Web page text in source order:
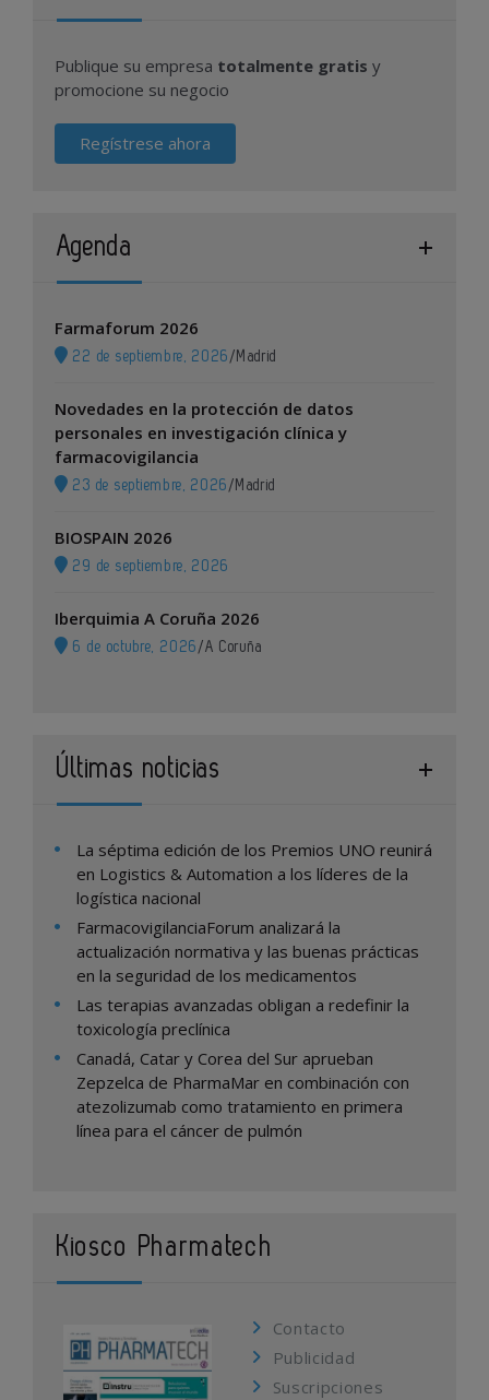
Publique su empresa totalmente gratis y
promocione su negocio
Regístrese ahora
Agenda
Farmaforum 2026
22 de septiembre, 2026 / Madrid
Novedades en la protección de datos
personales en investigación clínica y
farmacovigilancia
23 de septiembre, 2026 / Madrid
BIOSPAIN 2026
29 de septiembre, 2026
Iberquimia A Coruña 2026
6 de octubre, 2026 /A Coruña
Últimas noticias
La séptima edición de los Premios UNO reunirá
en Logistics & Automation a los líderes de la
logística nacional
FarmacovigilanciaForum analizará la
actualización normativa y las buenas prácticas
en la seguridad de los medicamentos
Las terapias avanzadas obligan a redefinir la
toxicología preclínica
Canadá, Catar y Corea del Sur aprueban
Zepzelca de PharmaMar en combinación con
atezolizumab como tratamiento en primera
línea para el cáncer de pulmón
Kiosco Pharmatech
Contacto
Publicidad
Suscripciones